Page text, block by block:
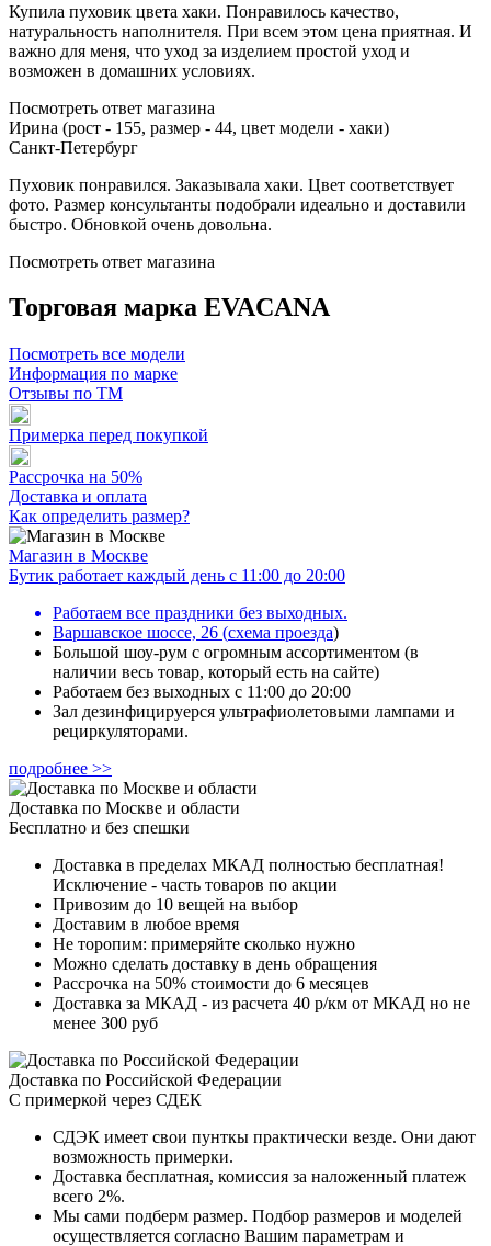
Купила пуховик цвета хаки. Понравилось качество,
натуральность наполнителя. При всем этом цена приятная. И
важно для меня, что уход за изделием простой уход и
возможен в домашних условиях.
Посмотреть ответ магазина
Ирина (рост - 155, размер - 44, цвет модели - хаки)
Санкт-Петербург
Пуховик понравился. Заказывала хаки. Цвет соответствует
фото. Размер консультанты подобрали идеально и доставили
быстро. Обновкой очень довольна.
Посмотреть ответ магазина
Торговая марка EVACANA
Посмотреть все модели
Информация по марке
Отзывы по ТМ
Примерка перед покупкой
Рассрочка на 50%
Доставка и оплата
Как определить размер?
Магазин в Москве
Бутик работает каждый день с 11:00 до 20:00
Работаем все праздники без выходных.
Варшавское шоссе, 26 (схема проезда)
Большой шоу-рум с огромным ассортиментом (в
наличии весь товар, который есть на сайте)
Работаем без выходных с 11:00 до 20:00
Зал дезинфицируерся ультрафиолетовыми лампами и
рециркуляторами.
подробнее >>
Доставка по Москве и области
Бесплатно и без спешки
Доставка в пределах МКАД полностью бесплатная!
Исключение - часть товаров по акции
Привозим до 10 вещей на выбор
Доставим в любое время
Не торопим: примеряйте сколько нужно
Можно сделать доставку в день обращения
Рассрочка на 50% стоимости до 6 месяцев
Доставка за МКАД - из расчета 40 р/км от МКАД но не
менее 300 руб
Доставка по Российской Федерации
С примеркой через СДЕК
СДЭК имеет свои пунткы практически везде. Они дают
возможность примерки.
Доставка бесплатная, комиссия за наложенный платеж
всего 2%.
Мы сами подберм размер. Подбор размеров и моделей
осуществляется согласно Вашим параметрам и